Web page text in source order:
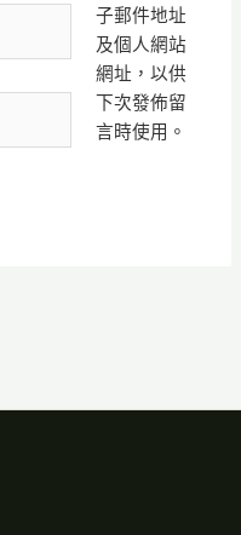
子郵件地址
及個人網站
網址，以供
下次發佈留
言時使用。